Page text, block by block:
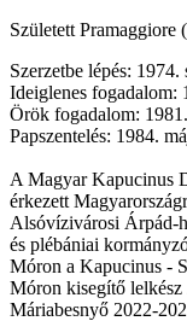
Született Pramaggiore
Szerzetbe lépés: 1974.
Ideiglenes fogadalom:
Örök fogadalom:
Papszentelés: 1984.
A Magyar Kapucinus
érkezett
Alsóvízivárosi Árpád-
és plébániai
Móron a Kapucinus -
Móron kisegítő
Máriabesnyő 2022-